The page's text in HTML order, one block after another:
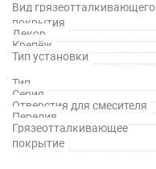
Вид грязеотталкивающего
покрытия
Декор
Крепёж
Тип установки
Тип
Серия
Отверстия для смесителя
Перелив
Грязеотталкивающее
покрытие